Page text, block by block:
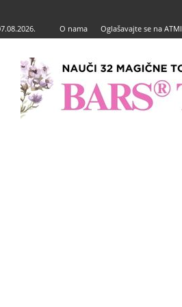
O nama Oglašavajte se na ATMI